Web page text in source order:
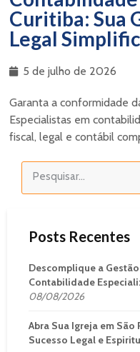
Curitiba: Sua
Legal
5 de julho de 2026
Garanta a conformidade
Especialistas em
fiscal, legal e contábil
Posts Recentes
Descomplique a
Contabilidade
08/08/2026
Abra Sua Igreja em São
Sucesso Legal e